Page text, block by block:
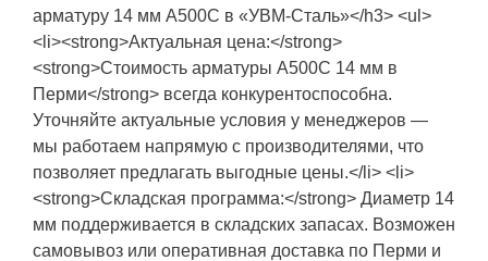
арматуру 14 мм А500С в «УВМ-Сталь»</h3> <ul>
<li><strong>Актуальная цена:</strong>
<strong>Стоимость арматуры А500С 14 мм в
Перми</strong> всегда конкурентоспособна.
Уточняйте актуальные условия у менеджеров —
мы работаем напрямую с производителями, что
позволяет предлагать выгодные цены.</li> <li>
<strong>Складская программа:</strong> Диаметр 14
мм поддерживается в складских запасах. Возможен
самовывоз или оперативная доставка по Перми и